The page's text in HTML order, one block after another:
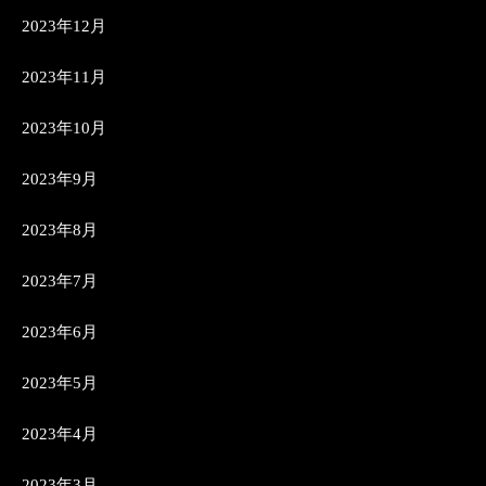
2023年12月
2023年11月
2023年10月
2023年9月
2023年8月
2023年7月
2023年6月
2023年5月
2023年4月